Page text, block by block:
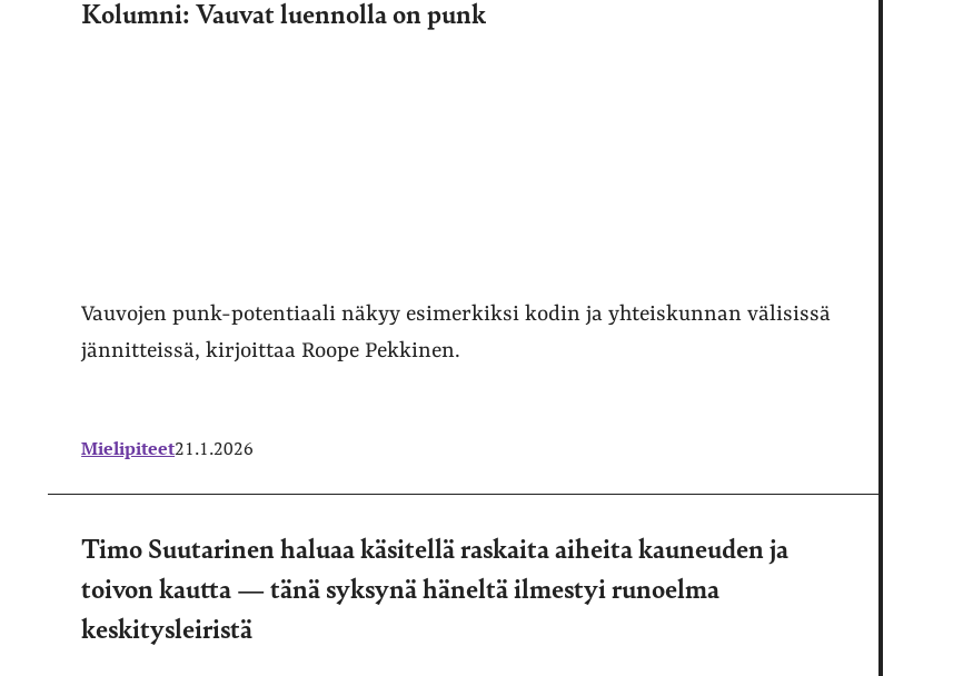
Kolumni: Vauvat luennolla on punk
Vauvojen punk-potentiaali näkyy esimerkiksi kodin ja yhteiskunnan välisissä
jännitteissä, kirjoittaa Roope Pekkinen.
Mielipiteet21.1.2026
Timo Suutarinen haluaa käsitellä raskaita aiheita kauneuden ja
toivon kautta — tänä syksynä häneltä ilmestyi runoelma
keskitysleiristä